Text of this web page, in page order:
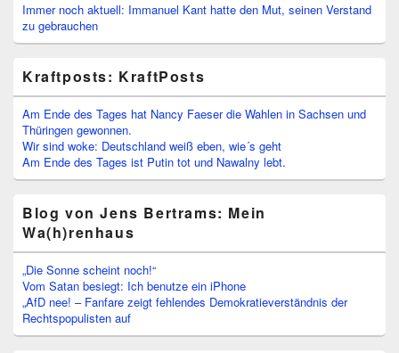
Immer noch aktuell: Immanuel Kant hatte den Mut, seinen Verstand
zu gebrauchen
Kraftposts: KraftPosts
Am Ende des Tages hat Nancy Faeser die Wahlen in Sachsen und
Thüringen gewonnen.
Wir sind woke: Deutschland weiß eben, wie´s geht
Am Ende des Tages ist Putin tot und Nawalny lebt.
Blog von Jens Bertrams: Mein
Wa(h)renhaus
„Die Sonne scheint noch!“
Vom Satan besiegt: Ich benutze ein iPhone
„AfD nee! – Fanfare zeigt fehlendes Demokratieverständnis der
Rechtspopulisten auf